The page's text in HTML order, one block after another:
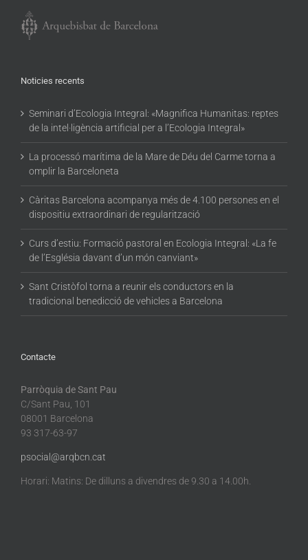
Noticies recents
Seminari d’Ecologia Integral: «Magnifica Humanitas: reptes
de la intel·ligència artificial per a l’Ecologia Integral»
La processó marítima de la Mare de Déu del Carme torna a
omplir la Barceloneta
Càritas Barcelona acompanya més de 4.100 persones en el
dispositiu extraordinari de regularització
Curs d’estiu: Formació pastoral en Ecologia Integral: «La fe
de l’Església davant d’un món canviant»
Sant Cristòfol torna a reunir els conductors en la
tradicional benedicció de vehicles a Barcelona
Contacte
Parròquia de Sant Pau
C/Sant Pau, 101
08001 Barcelona
93 317-63-97
psocial@arqbcn.cat
Horari: Matins: De dilluns a divendres de 9.30 a 14.00h.